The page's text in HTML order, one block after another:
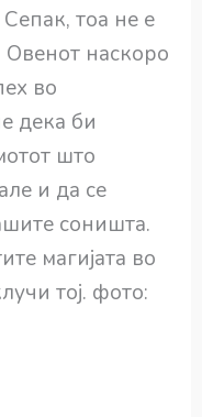
тоа не е
Овенот наскоро
во
дека би
што
и да се
соништа.
магијата во
тој. фото: